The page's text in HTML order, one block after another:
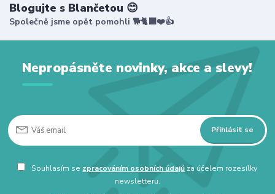
Blogujte s Blančetou 😊
Společně jsme opět pomohli 🐕🐈‍⬛❤️👍
Nepropásněte novinky, akce a slevy!
Přihlásit se
Souhlasím se zpracováním osobních údajů za účelem rozesílky
newsletteru.